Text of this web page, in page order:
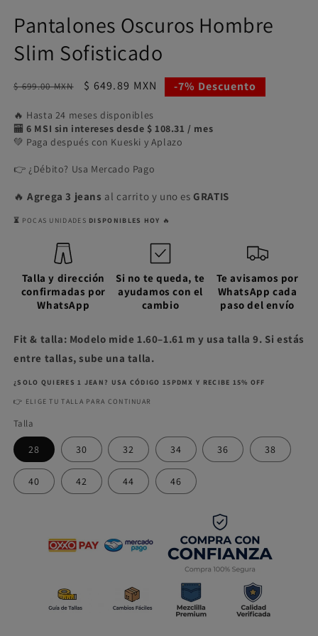
Pantalones Oscuros Hombre
Slim Sofisticado
Precio
$ 699.00 MXN
Precio
oferta
$ 649.89 MXN -7% Descuento
🔥 Hasta 24 meses disponibles
🏧6 MSI sin intereses desde $ 108.31 / mes
💚 Paga después con Kueski y Aplazo
👉 ¿Débito? Usa Mercado Pago
🔥 Agrega 3 jeans al carrito y uno es GRATIS
⏳ POCAS UNIDADES DISPONIBLES HOY 🔥
Talla y dirección
confirmadas por
WhatsApp
Si no te queda, te
ayudamos con el
cambio
Te avisamos por
WhatsApp cada
paso del envío
Fit & talla: Modelo mide 1.60–1.61 m y usa talla 9. Si estás
entre tallas, sube una talla.
¿SOLO QUIERES 1 JEAN? USA CÓDIGO 15PDMX Y RECIBE 15% OFF
👉 ELIGE TU TALLA PARA CONTINUAR
Talla
28 30 32 34 36 38
40 42 44 46